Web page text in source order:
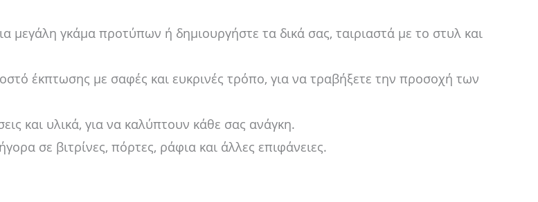
μεγάλη γκάμα προτύπων ή δημιουργήστε τα δικά σας, ταιριαστά με το στυλ και
έκπτωσης με σαφές και ευκρινές τρόπο, για να τραβήξετε την προσοχή των
και υλικά, για να καλύπτουν κάθε σας ανάγκη.
σε βιτρίνες, πόρτες, ράφια και άλλες επιφάνειες.